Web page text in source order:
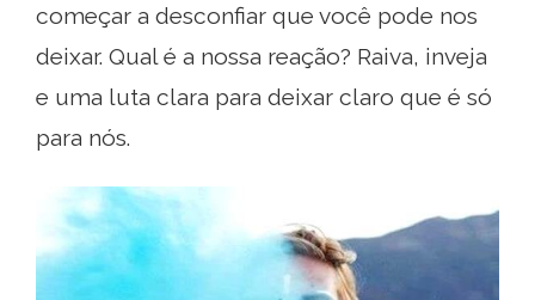
começar a desconfiar que você pode nos
deixar. Qual é a nossa reação? Raiva, inveja
e uma luta clara para deixar claro que é só
para nós.